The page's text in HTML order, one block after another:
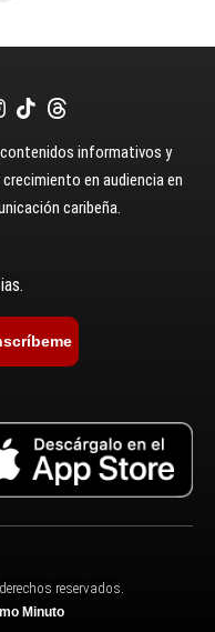
informativos y
en audiencia en
caribeña.
reservados.
Minuto